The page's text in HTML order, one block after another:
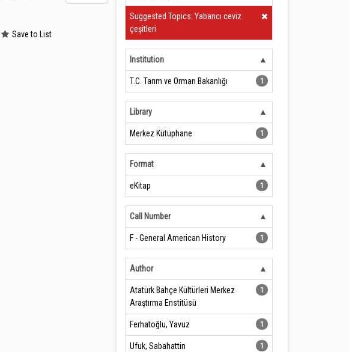
Save to List
Clear Filter
Suggested Topics: Yabancı ceviz
çeşitleri
Institution
T.C. Tarım ve Orman Bakanlığı 1
Library
Merkez Kütüphane 1
Format
eKitap 1
Call Number
F - General American History 1
Author
Atatürk Bahçe Kültürleri Merkez
Araştırma Enstitüsü
1
Ferhatoğlu, Yavuz 1
Ufuk, Sabahattin 1